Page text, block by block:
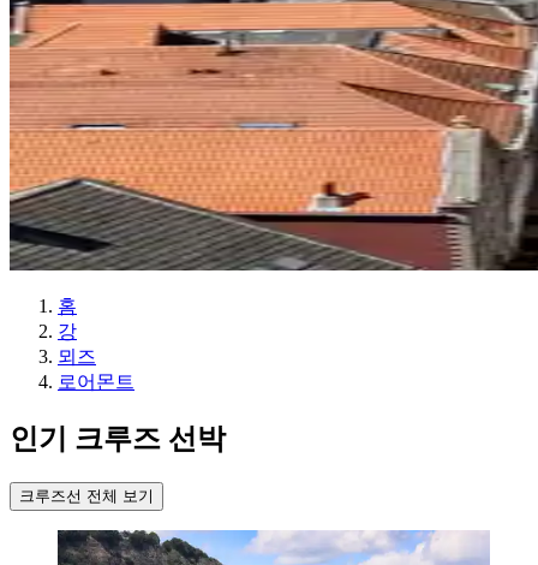
홈
강
뫼즈
로어몬트
인기 크루즈 선박
크루즈선 전체 보기